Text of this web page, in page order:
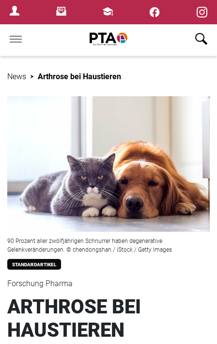
Login MenuNewsletterFortbildungen
Home
News Arthrose bei Haustieren
90 Prozent aller zwölfjährigen Schnurrer haben degenerative
Gelenkveränderungen. © chendongshan / iStock / Getty Images
STANDARDARTIKEL
Forschung Pharma
ARTHROSE BEI
HAUSTIEREN
×